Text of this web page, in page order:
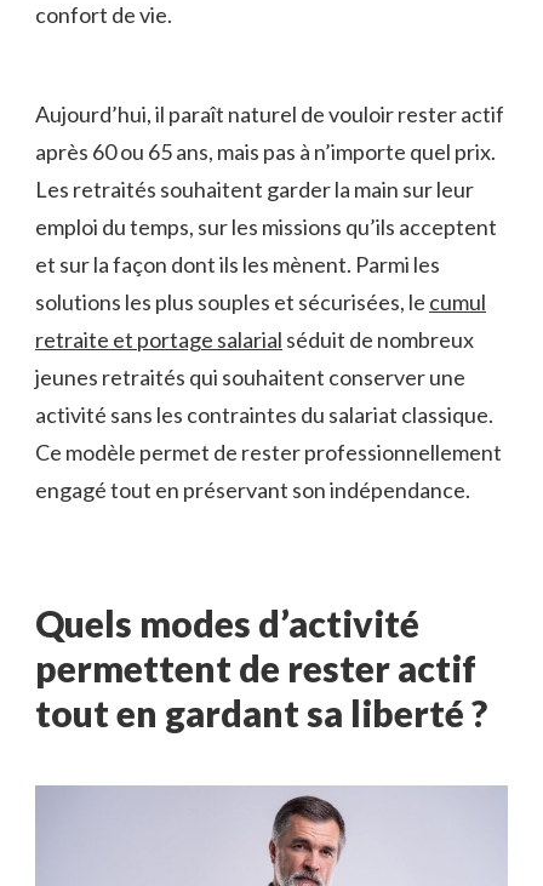
confort de vie.
Aujourd’hui, il paraît naturel de vouloir rester actif
après 60 ou 65 ans, mais pas à n’importe quel prix.
Les retraités souhaitent garder la main sur leur
emploi du temps, sur les missions qu’ils acceptent
et sur la façon dont ils les mènent. Parmi les
solutions les plus souples et sécurisées, le cumul
retraite et portage salarial séduit de nombreux
jeunes retraités qui souhaitent conserver une
activité sans les contraintes du salariat classique.
Ce modèle permet de rester professionnellement
engagé tout en préservant son indépendance.
Quels modes d’activité
permettent de rester actif
tout en gardant sa liberté?